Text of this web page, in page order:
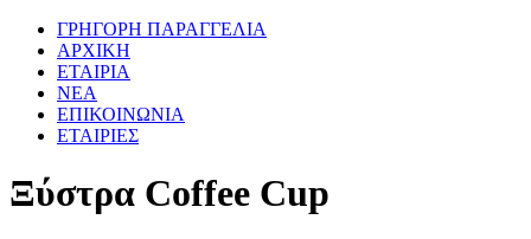
ΓΡΗΓΟΡΗ ΠΑΡΑΓΓΕΛΙΑ
ΑΡΧΙΚΗ
ΕΤΑΙΡΙΑ
ΝΕΑ
ΕΠΙΚΟΙΝΩΝΙΑ
ΕΤΑΙΡΙΕΣ
Ξύστρα Coffee Cup